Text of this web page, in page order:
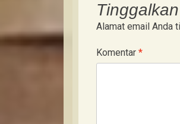
Alamat email Anda
Komentar *